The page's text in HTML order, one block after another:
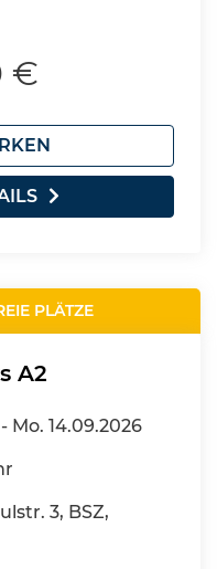
€
PLÄTZE
A2
Mo. 14.09.2026
3, BSZ,